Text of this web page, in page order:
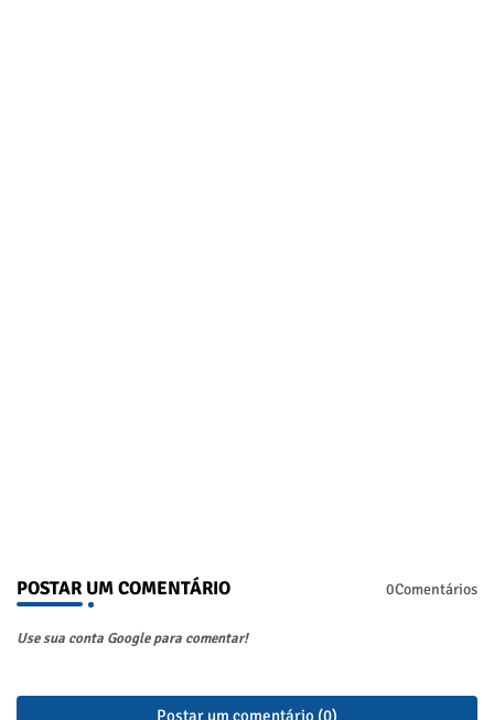
POSTAR UM COMENTÁRIO 0Comentários
Use sua conta Google para comentar!
Postar um comentário (0)